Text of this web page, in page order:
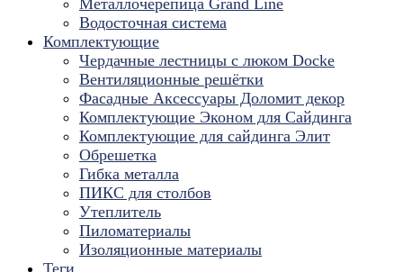
Металлочерепица Grand Line
Водосточная система
Комплектующие
Чердачные лестницы с люком Docke
Вентиляционные решётки
Фасадные Аксессуары Доломит декор
Комплектующие Эконом для Сайдинга
Комплектующие для cайдинга Элит
Обрешетка
Гибка металла
ПИКС для столбов
Утеплитель
Пиломатериалы
Изоляционные материалы
Теги